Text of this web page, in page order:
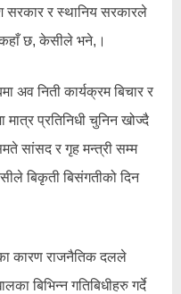
सरकार र स्थानिय सरकारले
कहाँ छ, केसीले भने,।
अव निती कार्यक्रम बिचार र
मात्र प्रतिनिधी चुनिन खोज्दै
सांसद र गृह मन्त्री सम्म
बिकृती बिसंगतीको दिन
कारण राजनैतिक दलले
बिभिन्न गतिबिधीहरु गर्दे